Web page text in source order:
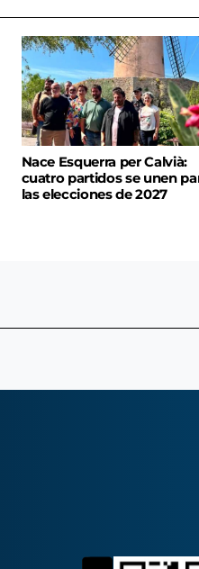
Nace Esquerra per Calvià:
cuatro partidos se unen
las elecciones de 2027